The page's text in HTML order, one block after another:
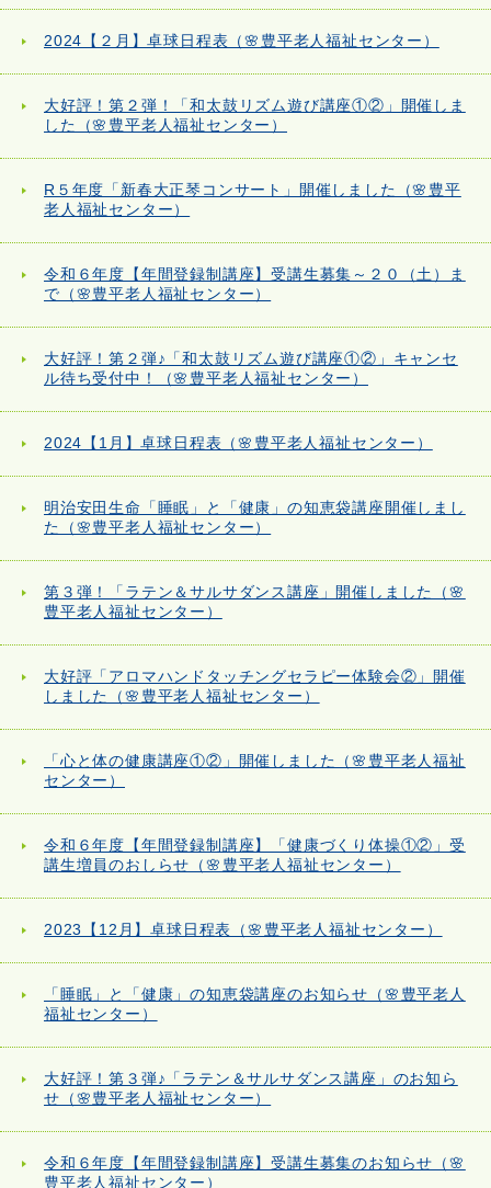
2024【２月】卓球日程表（🌸豊平老人福祉センター）
大好評！第２弾！「和太鼓リズム遊び講座①②」開催しま
した（🌸豊平老人福祉センター）
R５年度「新春大正琴コンサート」開催しました（🌸豊平
老人福祉センター）
令和６年度【年間登録制講座】受講生募集～２０（土）ま
で（🌸豊平老人福祉センター）
大好評！第２弾♪「和太鼓リズム遊び講座①②」キャンセ
ル待ち受付中！（🌸豊平老人福祉センター）
2024【1月】卓球日程表（🌸豊平老人福祉センター）
明治安田生命「睡眠」と「健康」の知恵袋講座開催しまし
た（🌸豊平老人福祉センター）
第３弾！「ラテン＆サルサダンス講座」開催しました（🌸
豊平老人福祉センター）
大好評「アロマハンドタッチングセラピー体験会②」開催
しました（🌸豊平老人福祉センター）
「心と体の健康講座①②」開催しました（🌸豊平老人福祉
センター）
令和６年度【年間登録制講座】「健康づくり体操①②」受
講生増員のおしらせ（🌸豊平老人福祉センター）
2023【12月】卓球日程表（🌸豊平老人福祉センター）
「睡眠」と「健康」の知恵袋講座のお知らせ（🌸豊平老人
福祉センター）
大好評！第３弾♪「ラテン＆サルサダンス講座」のお知ら
せ（🌸豊平老人福祉センター）
令和６年度【年間登録制講座】受講生募集のお知らせ（🌸
豊平老人福祉センター）